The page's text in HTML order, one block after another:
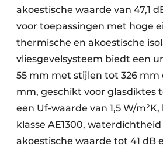
akoestische waarde van 47,1
voor toepassingen met hoge
thermische en akoestische
vliesgevelsysteem biedt een
55 mm met stijlen tot 326 mm
mm, geschikt voor glasdiktes
een Uf-waarde van 1,5 W/
klasse AE1300, waterdichtheid
akoestische waarde tot 41 dB